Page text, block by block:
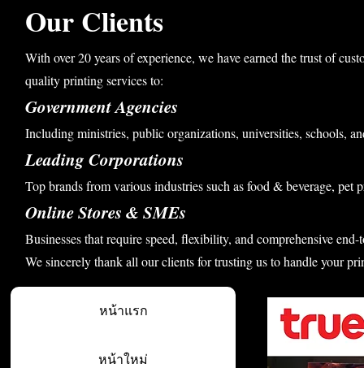
Our Clients
With over 20 years of experience, we have earned the trust of
quality printing services to:
Government Agencies
Including ministries, public organizations, universities, schools,
Leading Corporations
Top brands from various industries such as food & beverage, pet
Online Stores & SMEs
Businesses that require speed, flexibility, and comprehensive
We sincerely thank all our clients for trusting us to handle your
หน้าแรก
หน้าใหม่